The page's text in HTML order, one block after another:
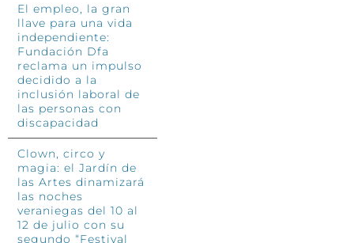
El empleo, la gran
llave para una vida
independiente:
Fundación Dfa
reclama un impulso
decidido a la
inclusión laboral de
las personas con
discapacidad
Clown, circo y
magia: el Jardín de
las Artes dinamizará
las noches
veraniegas del 10 al
12 de julio con su
segundo “Festival